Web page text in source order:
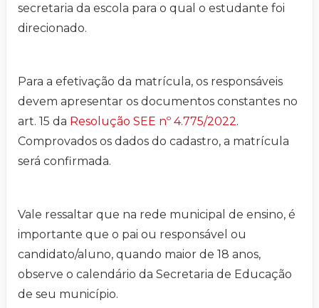
secretaria da escola para o qual o estudante foi
direcionado.
Para a efetivação da matrícula, os responsáveis
devem apresentar os documentos constantes no
art. 15 da Resolução SEE nº 4.775/2022.
Comprovados os dados do cadastro, a matrícula
será confirmada.
Vale ressaltar que na rede municipal de ensino, é
importante que o pai ou responsável ou
candidato/aluno, quando maior de 18 anos,
observe o calendário da Secretaria de Educação
de seu município.